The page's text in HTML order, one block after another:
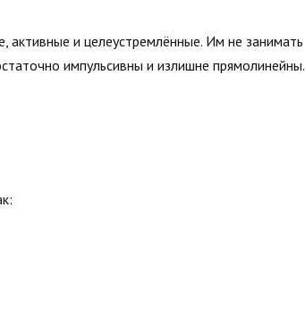
активные и целеустремлённые. Им не занимать
импульсивны и излишне прямолинейны.